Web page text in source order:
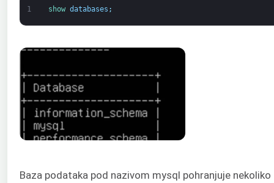
1 show databases ;
Baza podataka pod nazivom mysql pohranjuje